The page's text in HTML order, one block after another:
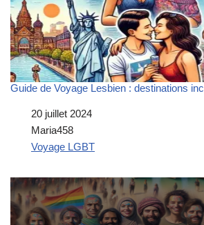
Guide de Voyage Lesbien : destinations
Date20 juillet 2024
AuteurMaria458
Par rapport à
Voyage LGBT